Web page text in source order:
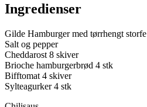
Ingredienser
Gilde Hamburger med tørrhengt storfe
Salt og pepper
Cheddarost 8 skiver
Brioche hamburgerbrød 4 stk
Bifftomat 4 skiver
Sylteagurker 4 stk